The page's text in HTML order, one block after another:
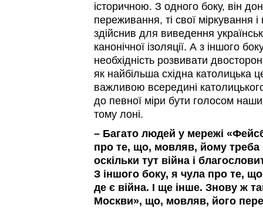
історичною. З одного боку, він
переживання, ті свої міркування і
здійснив для виведення
канонічної ізоляції. А з іншого
необхідність розвивати
як найбільша східна католицька
важливою всередині
до певної міри бути голосом
тому лоні.
– Багато людей у мережі
про те, що, мовляв, йому треба
оскільки тут війна і
З іншого боку, я чула про те,
де є війна. І ще інше. Знову ж
Москви», що, мовляв, його